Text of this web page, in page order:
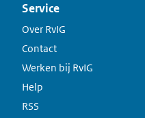
Service
Over RvIG
Contact
Werken bij RvIG
Help
RSS